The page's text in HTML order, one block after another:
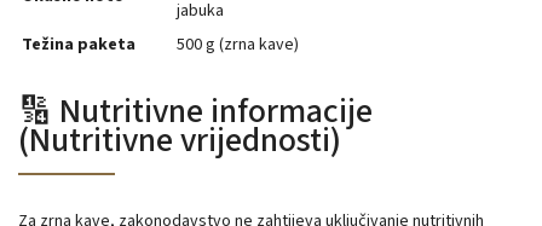
jabuka
Težina paketa
500 g (zrna kave)
🔢 Nutritivne informacije
(Nutritivne vrijednosti)
Za zrna kave, zakonodavstvo ne zahtijeva uključivanje nutritivnih